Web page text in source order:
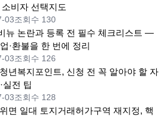
비자 선택지도
03조회수 130
뉴 논란과 등록 전 필수 체크리스트 —
·환불을 한 번에 정리
03조회수 126
년복지포인트, 신청 전 꼭 알아야 할 자
실전 팁
03조회수 128
면 일대 토지거래허가구역 재지정, 핵